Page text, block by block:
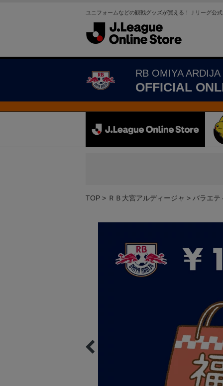
ユニフォームなどの観戦グッズが買える！Ｊリーグ公
RB OMIYA ARDIJA
OFFICIAL
TOP ＲＢ大宮アルディージャ バラエテ